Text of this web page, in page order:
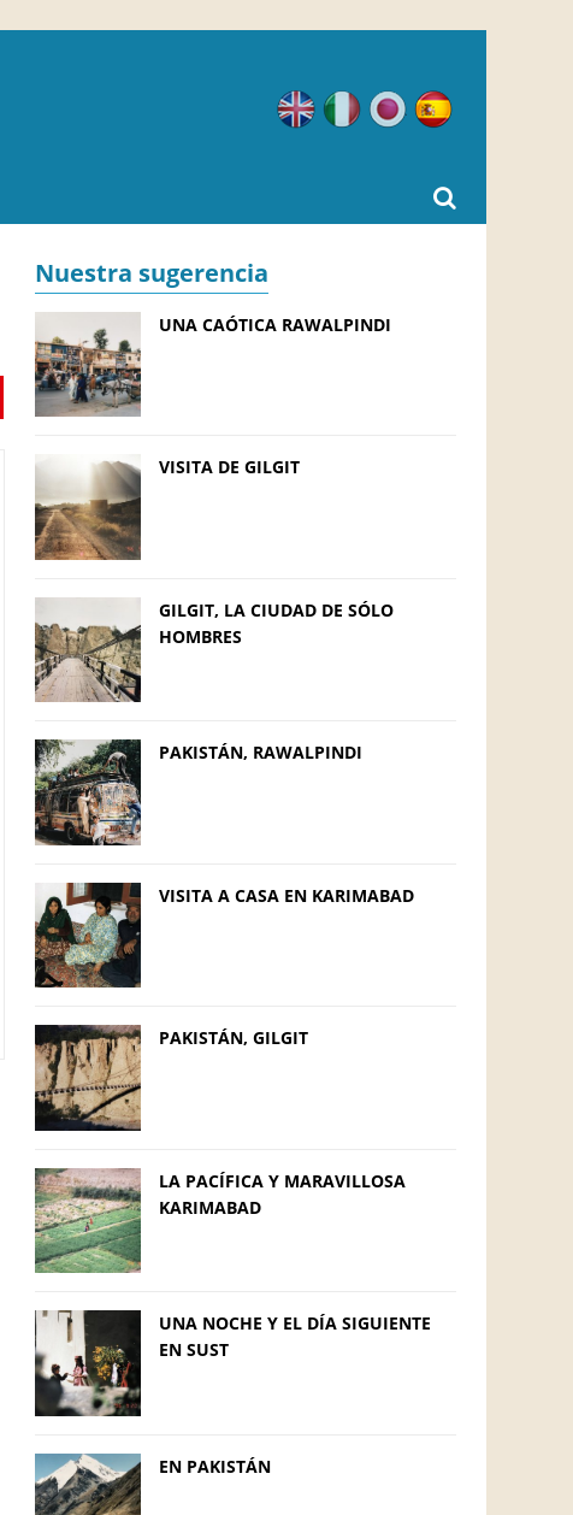
Inglés ItalianoJaponés
Nuestra sugerencia
UNA CAÓTICA RAWALPINDI
VISITA DE GILGIT
GILGIT, LA CIUDAD DE SÓLO
HOMBRES
PAKISTÁN, RAWALPINDI
VISITA A CASA EN KARIMABAD
PAKISTÁN, GILGIT
LA PACÍFICA Y MARAVILLOSA
KARIMABAD
UNA NOCHE Y EL DÍA SIGUIENTE
EN SUST
EN PAKISTÁN